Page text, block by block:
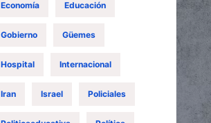
Economía Educación
Gobierno Güemes
Hospital Internacional
Iran Israel Policiales